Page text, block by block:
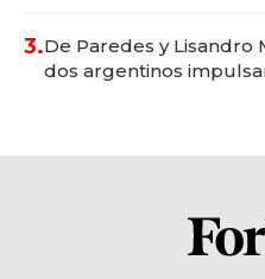
3.De Paredes y Lisandro
dos argentinos